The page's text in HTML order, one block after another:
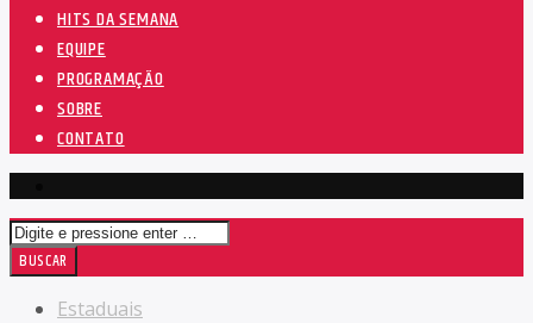
HITS DA SEMANA
EQUIPE
PROGRAMAÇÃO
SOBRE
CONTATO
Estaduais